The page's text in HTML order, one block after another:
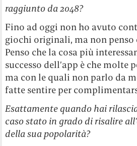
raggiunto da 2048?
Fino ad oggi non ho avuto
giochi originali, ma non
Penso che la cosa più
successo dell’app è che molte
ma con le quali non parlo da
fatte sentire per
Esattamente quando hai
caso stato in grado di risalire
della sua popolarità?